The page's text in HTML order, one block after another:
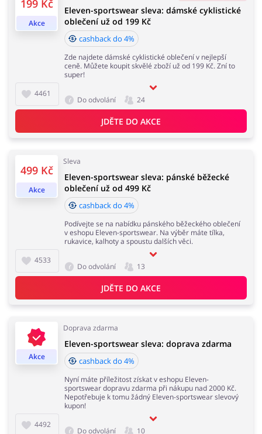
Knihy, filmy, hry a hudba
Finance a pojištění Počítače foto a elektronika
Auto Oblečení, obuv a doplňky
Dárky a gadgety Sport a hobby
Domácnost a spotřebiče Turistika a cestování
Služby
hodin od data podání objednávky. Nevztahuje se na
náklady na doručení a může být započítán z čisté
částky zakázky. Doporučujeme používání doplňku do
prohlížeče buykers.cz. Pamatujte, aby před nákupem
vypnout AdBlock a nepoužívat jiné stránky a rozšíření
do prohlížeče, které nabízí slevové kódy a cashback.
Doba akceptace cashbacku:
Průměrná doba akceptace Cashback w Eleven-
sportswear je od 60 do 90 dní.
199 Kč
Akce
4461
Eleven-sportswear sleva: dámské cyklistické
oblečení už od 199 Kč
cashback do 4%
Zde najdete dámské cyklistické oblečení v nejlepší
ceně. Můžete koupit skvělé zboží už od 199 Kč. Zní to
super!
Do odvolání 24
JDĚTE DO AKCE
499 Kč
Akce
Sleva
4533
Eleven-sportswear sleva: pánské běžecké
oblečení už od 499 Kč
cashback do 4%
Podívejte se na nabídku pánského běžeckého oblečení
v eshopu Eleven-sportswear. Na výběr máte tílka,
rukavice, kalhoty a spoustu dalších věci.
Do odvolání 13
JDĚTE DO AKCE
Akce
Doprava zdarma
4492
Eleven-sportswear sleva: doprava zdarma
cashback do 4%
Nyní máte příležitost získat v eshopu Eleven-
sportswear dopravu zdarma při nákupu nad 2000 Kč.
Nepotřebuje k tomu žádný Eleven-sportswear slevový
kupon!
Do odvolání 10